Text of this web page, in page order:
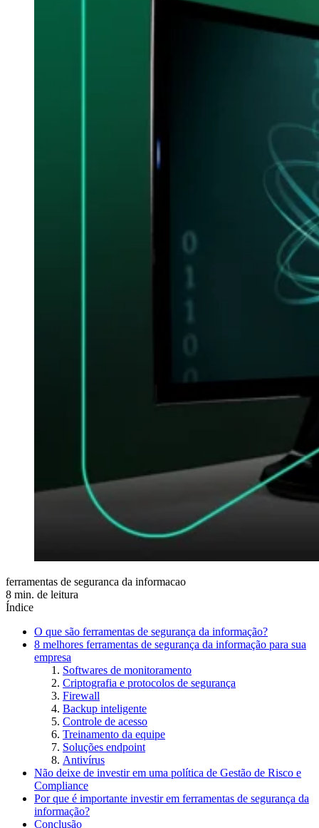
ferramentas de seguranca da informacao
8 min. de leitura
Índice
O que são ferramentas de segurança da informação?
8 melhores ferramentas de segurança da informação para sua
empresa
Softwares de monitoramento
Criptografia e protocolos de segurança
Firewall
Backup inteligente
Controle de acesso
Treinamento da equipe
Soluções endpoint
Antivírus
Não deixe de investir em uma política de Gestão de Risco e
Compliance
Por que é importante investir em ferramentas de segurança da
informação?
Conclusão